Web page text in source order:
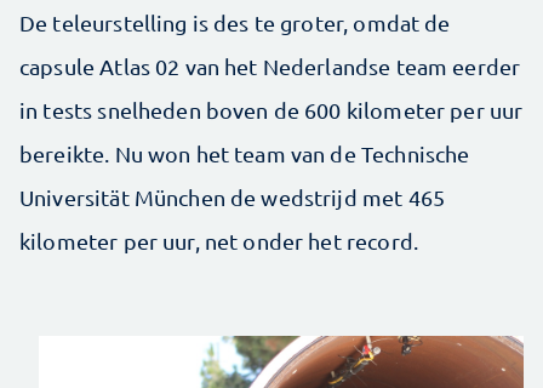
De teleurstelling is des te groter, omdat de
capsule Atlas 02 van het Nederlandse team eerder
in tests snelheden boven de 600 kilometer per uur
bereikte. Nu won het team van de Technische
Universität München de wedstrijd met 465
kilometer per uur, net onder het record.